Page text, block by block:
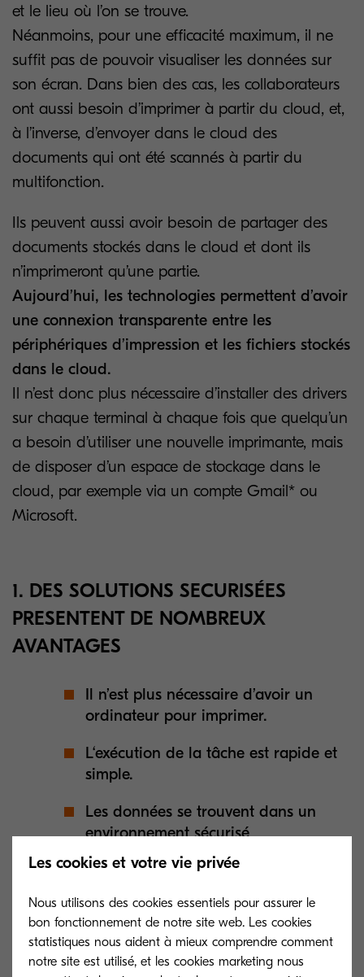
et le lieu où l’on se trouve.
Néanmoins, pour une efficacité maximum, il ne
suffit pas de pouvoir visualiser les données sur
son écran. Dans bien des cas, les collaborateurs
ont aussi besoin d’imprimer à partir du cloud, et,
à l’inverse, d’envoyer dans le cloud des
documents qui ont été scannés à partir du
multifonction.
Ils peuvent aussi avoir besoin de partager des
documents stockés dans le cloud et dont ils
n’imprimeront qu’une partie.
Aujourd’hui, les technologies permettent d’avoir
une connexion transparente entre les
périphériques d’impression et les fichiers stockés
dans le cloud.
Il n’est donc plus nécessaire d’installer des drivers
sur chaque terminal à chaque fois que quelqu’un
a besoin d’utiliser une nouvelle imprimante, mais
de disposer d’un espace de stockage dans le
cloud, par exemple via un compte Gmail* ou
Microsoft.
1. DES SOLUTIONS SECURISÉES
PRESENTENT DE NOMBREUX
AVANTAGES
Il n’est plus nécessaire d’avoir un
ordinateur pour imprimer.
L‘exécution de la tâche est rapide et
simple.
Les données se trouvent dans un
environnement sécurisé
compte personnel depuis l‘écran du multifonction
et peut ainsi scanner des documents vers son
espace Google Drive* ou Onedrive*, ou encore
Les cookies et votre vie privée
Nous utilisons des cookies essentiels pour assurer le
bon fonctionnement de notre site web. Les cookies
statistiques nous aident à mieux comprendre comment
notre site est utilisé, et les cookies marketing nous